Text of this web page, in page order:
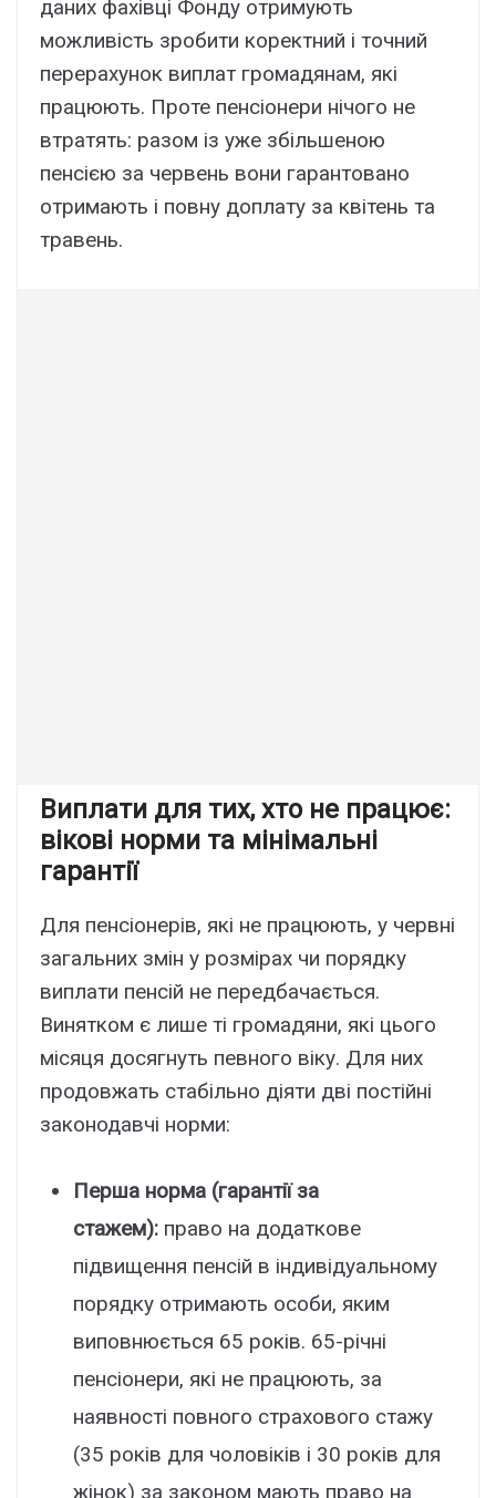
даних фахівці Фонду отримують
можливість зробити коректний і точний
перерахунок виплат громадянам, які
працюють. Проте пенсіонери нічого не
втратять: разом із уже збільшеною
пенсією за червень вони гарантовано
отримають і повну доплату за квітень та
травень.
Виплати для тих, хто не працює:
вікові норми та мінімальні
гарантії
Для пенсіонерів, які не працюють, у червні
загальних змін у розмірах чи порядку
виплати пенсій не передбачається.
Винятком є лише ті громадяни, які цього
місяця досягнуть певного віку. Для них
продовжать стабільно діяти дві постійні
законодавчі норми:
Перша норма (гарантії за
стажем): право на додаткове
підвищення пенсій в індивідуальному
порядку отримають особи, яким
виповнюється 65 років. 65-річні
пенсіонери, які не працюють, за
наявності повного страхового стажу
(35 років для чоловіків і 30 років для
жінок) за законом мають право на